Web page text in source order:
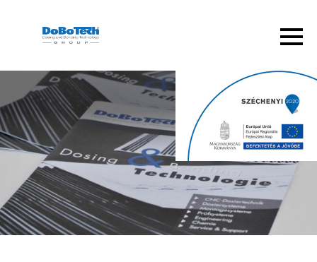
DoBoTech Hungary Kft.